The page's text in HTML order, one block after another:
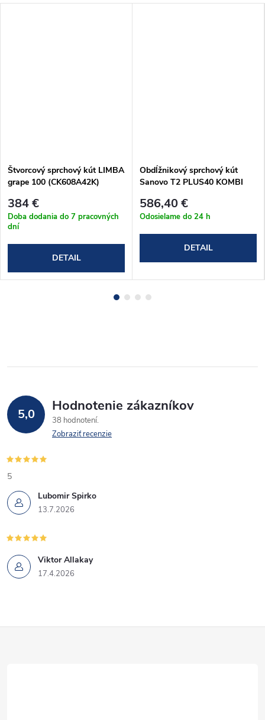
Štvorcový sprchový kút LIMBA
grape 100 (CK608A42K)
384 €
Doba dodania do 7 pracovných
dní
DETAIL
Obdĺžnikový sprchový kút
Sanovo T2 PLUS40 KOMBI
(T2P40K_10580C)
586,40 €
Odosielame do 24 h
DETAIL
5,0 Hodnotenie zákazníkov
38 hodnotení
Zobraziť recenzie
Lubomir Spirko
13.7.2026
5
Viktor Allakay
17.4.2026